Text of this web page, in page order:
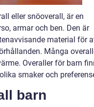
eller snöoverall, är en
armar och ben. Den är
material för
Många
Overaller för barn
smaker och
barn